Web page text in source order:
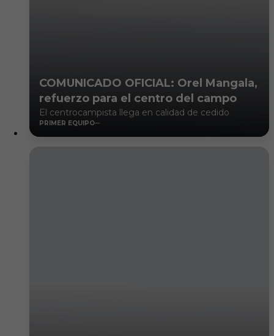
COMUNICADO OFICIAL: Orel Mangala,
refuerzo para el centro del campo
El centrocampista llega en calidad de cedido
PRIMER EQUIPO